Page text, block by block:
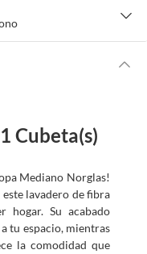
y
a
Cubeta(s)
Mediano Norglas!
lavadero de fibra
hogar. Su acabado
tu espacio, mientras
la comodidad que